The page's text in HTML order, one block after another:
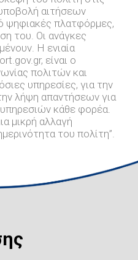
αιτήσεων
ψηφιακές πλατφόρμες,
του. Οι ανάγκες
Η ενιαία
είναι ο
πολιτών και
υπηρεσίες, για την
λήψη απαντήσεων για
κάθε φορέα.
μικρή αλλαγή
του πολίτη”.